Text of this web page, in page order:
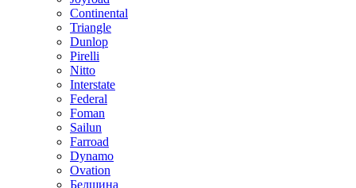
Continental
Triangle
Dunlop
Pirelli
Nitto
Interstate
Federal
Foman
Sailun
Farroad
Dynamo
Ovation
Белшина